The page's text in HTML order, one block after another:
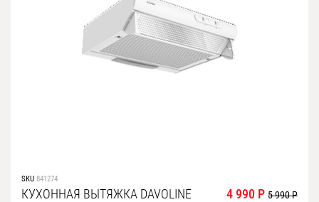
SKU 841274
КУХОННАЯ ВЫТЯЖКА DAVOLINE 4 990 Р 5 990 Р